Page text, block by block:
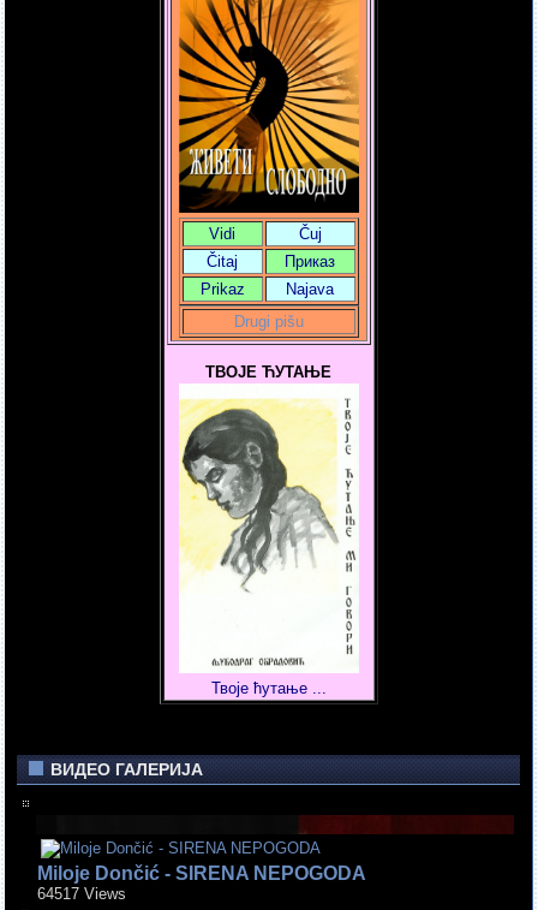
Vidi
Čuj
Čitaj
Приказ
Prikaz
Najava
Drugi pišu
ТВОЈЕ ЋУТАЊЕ
Твоје ћутање ...
ВИДЕО ГАЛЕРИЈА
Miloje Dončić - SIRENA NEPOGODA
64517 Views